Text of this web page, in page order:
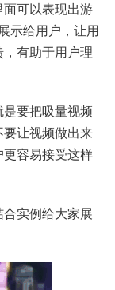
可以表现出游
示给用户，让用
有助于用户理
要把吸量视频
让视频做出来
容易接受这样
实例给大家展